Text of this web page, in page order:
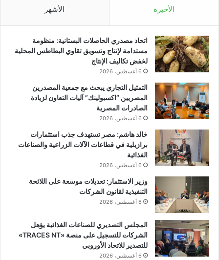
الأخيرة الأشهر
اتحاد مصدري الحاصلات البستانية: منظومة
مستدامة لإنتاج وتسويق تقاوي البطاطس المحلية
لخفض تكاليف الإنتاج
6 أغسطس، 2026
التمثيل التجاري يبحث مع جمعية المصدرين
المصريين “اكسبولينك” آليات التعاون لزيادة
الصادرات المصرية
6 أغسطس، 2026
خالد هاشم: مصر تستهدف جذب استثمارات
برازيلية في قطاعات الآلات الزراعية والصناعات
الغذائية
6 أغسطس، 2026
وزير الاستثمار: تعديلات موسعة على اللائحة
التنفيذية لقانون الشركات
6 أغسطس، 2026
المجلس التصديري للصناعات الغذائية يؤهل
الشركات للتسجيل على منصة «TRACES NT»
للتصدير للاتحاد الأوروبي
6 أغسطس، 2026